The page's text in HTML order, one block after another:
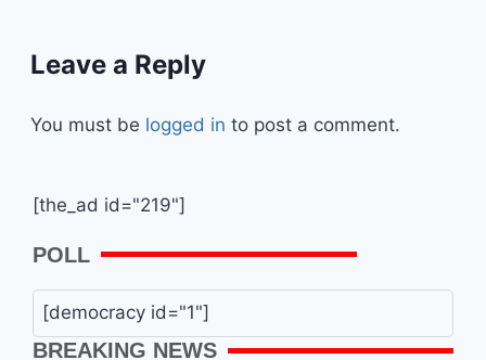
Leave a Reply
You must be logged in to post a comment.
[the_ad id="219"]
POLL
[democracy id="1"]
BREAKING NEWS